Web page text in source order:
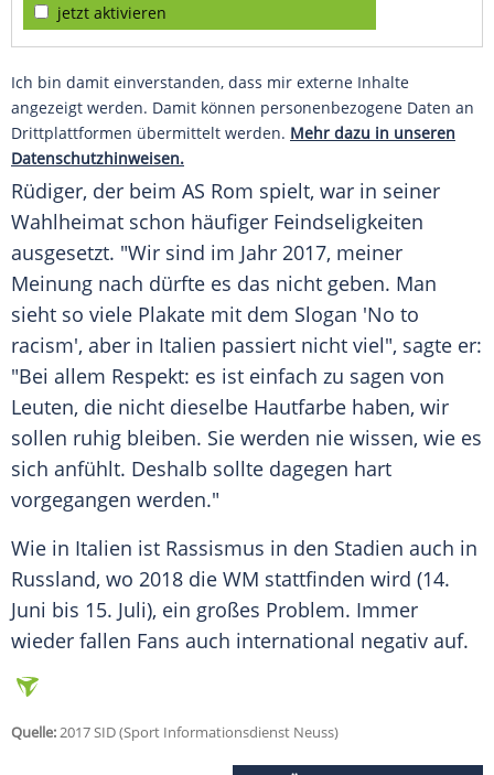
jetzt aktivieren
Ich bin damit einverstanden, dass mir externe Inhalte
angezeigt werden. Damit können personenbezogene Daten an
Drittplattformen übermittelt werden. Mehr dazu in unseren
Datenschutzhinweisen.
Rüdiger, der beim AS Rom spielt, war in seiner
Wahlheimat schon häufiger Feindseligkeiten
ausgesetzt. "Wir sind im Jahr 2017, meiner
Meinung nach dürfte es das nicht geben. Man
sieht so viele Plakate mit dem Slogan 'No to
racism', aber in Italien passiert nicht viel", sagte er:
"Bei allem Respekt: es ist einfach zu sagen von
Leuten, die nicht dieselbe Hautfarbe haben, wir
sollen ruhig bleiben. Sie werden nie wissen, wie es
sich anfühlt. Deshalb sollte dagegen hart
vorgegangen werden."
Wie in Italien ist Rassismus in den Stadien auch in
Russland, wo 2018 die WM stattfinden wird (14.
Juni bis 15. Juli), ein großes Problem. Immer
wieder fallen Fans auch international negativ auf.
Quelle:2017 SID (Sport Informationsdienst Neuss)